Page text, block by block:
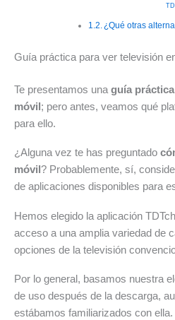
¿Qué otras
Guía práctica para ver televisión
Te presentamos una guía práctica
móvil ; pero antes, veamos qué
para ello.
¿Alguna vez te has preguntado
móvil ? Probablemente, sí,
de aplicaciones disponibles para
Hemos elegido la aplicación
acceso a una amplia variedad de
opciones de la televisión
Por lo general, basamos nuestra
de uso después de la descarga,
estábamos familiarizados con ella.